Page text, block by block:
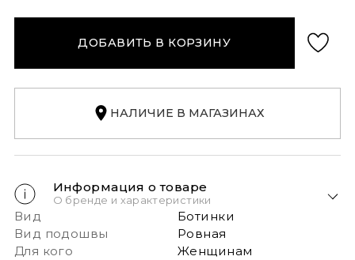
ДОБАВИТЬ В КОРЗИНУ
НАЛИЧИЕ В МАГАЗИНАХ
Информация о товаре
О бренде и характеристики
Вид
Ботинки
Вид подошвы
Ровная
Для кого
Женщинам